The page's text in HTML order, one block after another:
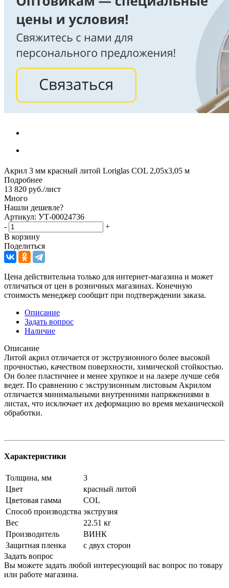
Акрил 3 мм красный литой Loriglas COL 2,05х3,05 м
Подробнее
13 820 руб./лист
Много
Нашли дешевле?
Артикул: УТ-00024736
-
+
В корзину
Поделиться
Цена действительна только для интернет-магазина и может
отличаться от цен в розничных магазинах. Конечную
стоимость менеджер сообщит при подтверждении заказа.
Описание
Задать вопрос
Наличие
Описание
Литой акрил отличается от экструзионного более высокой
прочностью, качеством поверхности, химической стойкостью.
Он более пластичнее и менее хрупкое и на лазере лучше себя
ведет. По сравнению с экструзионным листовым Акрилом
отличается минимальными внутренними напряжениями в
листах, что исключает их деформацию во время механической
обработки.
Характеристики
Толщина, мм
3
Цвет
красный литой
Цветовая гамма
COL
Способ производства экструзия
Вес
22.51 кг
Производитель
ВИНК
Защитная пленка
с двух сторон
Задать вопрос
Вы можете задать любой интересующий вас вопрос по товару
или работе магазина.